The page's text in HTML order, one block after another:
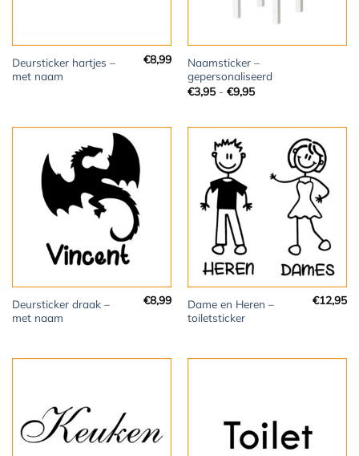
Deursticker hartjes –
met naam
€8,99
Naamsticker –
gepersonaliseerd
€3,95 - €9,95Prijsklasse:
Deursticker draak –
met naam
€8,99
Dame en Heren –
toiletsticker
€12,95